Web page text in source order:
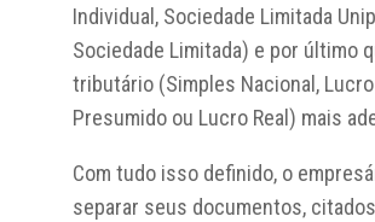
Individual, Sociedade Limitada
Sociedade Limitada) e por último
tributário (Simples Nacional, Lucro
Presumido ou Lucro Real) mais
Com tudo isso definido, o
separar seus documentos,